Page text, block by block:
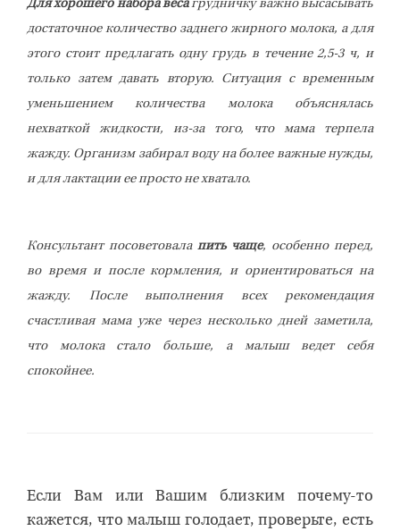
Для хорошего набора весагрудничку важно высасывать
достаточное количество заднего жирного молока, а для
этого стоит предлагать одну грудь в течение 2,5-3 ч, и
только затем давать вторую. Ситуация с временным
уменьшением количества молока объяснялась
нехваткой жидкости, из-за того, что мама терпела
жажду. Организм забирал воду на более важные нужды,
и для лактации ее просто не хватало.
Консультант посоветовала пить чаще, особенно перед,
во время и после кормления, и ориентироваться на
жажду. После выполнения всех рекомендация
счастливая мама уже через несколько дней заметила,
что молока стало больше, а малыш ведет себя
спокойнее.
Если Вам или Вашим близким почему-то
кажется, что малыш голодает, проверьте, есть